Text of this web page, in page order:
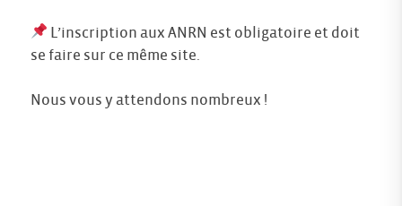
L’inscription aux ANRN est obligatoire et doit
se faire sur ce même site.
Nous vous y attendons nombreux !